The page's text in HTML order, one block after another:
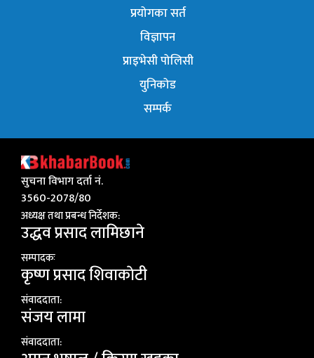
प्रयोगका सर्त
विज्ञापन
प्राइभेसी पोलिसी
युनिकोड
सम्पर्क
सुचना विभाग दर्ता नं.
3560-2078/80
अध्यक्ष तथा प्रबन्ध निर्देशक:
उद्धव प्रसाद लामिछाने
सम्पादकः
कृष्ण प्रसाद शिवाकाेटी
संवाददाता:
संजय लामा
संवाददाता: